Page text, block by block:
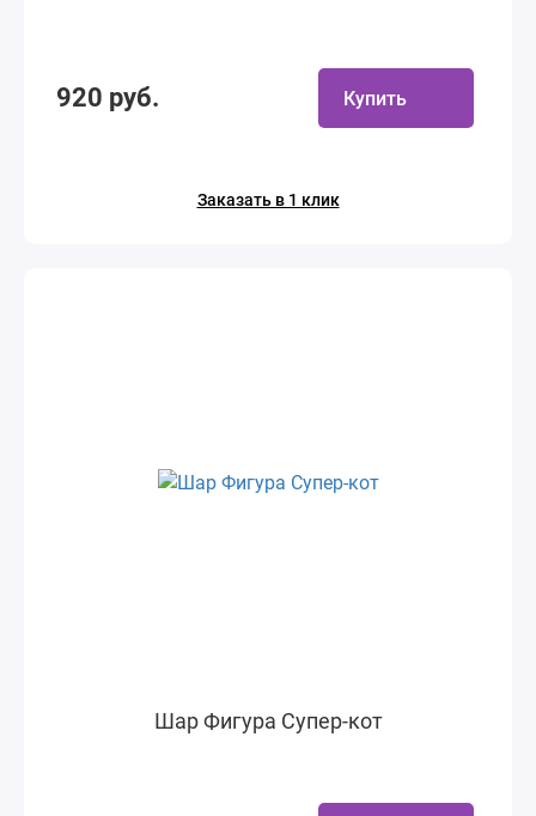
920 руб. Купить
Заказать в 1 клик
Шар Фигура Супер-кот